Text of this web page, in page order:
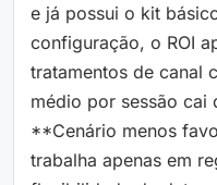
e já possui o kit
configuração, o ROI
tratamentos de canal
médio por sessão cai
**Cenário menos
trabalha apenas em